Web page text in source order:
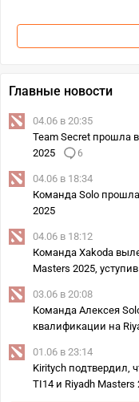
Главные новости
04.06 в 20:35
Team Secret прошла
2025
6
04.06 в 18:34
Команда Solo
2025
04.06 в 18:12
Команда Xakoda
Masters 2025,
03.06 в 20:08
Команда Алексея
квалификации на
01.06 в 23:14
Kiritych подтвердил,
TI14 и Riyadh Masters